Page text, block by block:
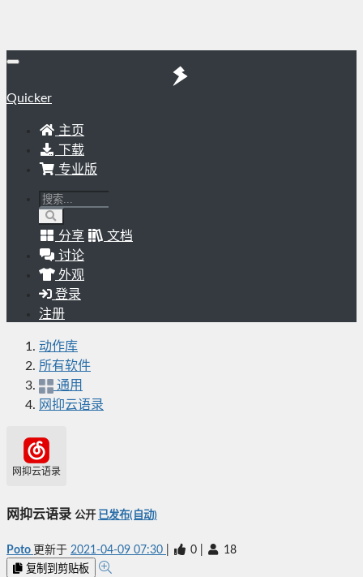
Quicker
主页
下载
专业版
分享
文档
讨论
外观
登录
注册
动作库
所有软件
通用
网抑云语录
网抑云语录
网抑云语录 公开 已发布(自动)
Poto 更新于 2021-04-09 07:30 0 18
复制到剪贴板